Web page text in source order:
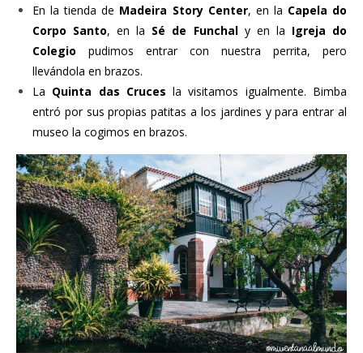
En la tienda de Madeira Story Center, en la Capela do
Corpo Santo, en la Sé de Funchaly en la Igreja do
Colegio pudimos entrar con nuestra perrita, pero
llevándola en brazos.
La Quinta das Cruces la visitamos igualmente. Bimba
entró por sus propias patitas a los jardines y para entrar al
museo la cogimos en brazos.